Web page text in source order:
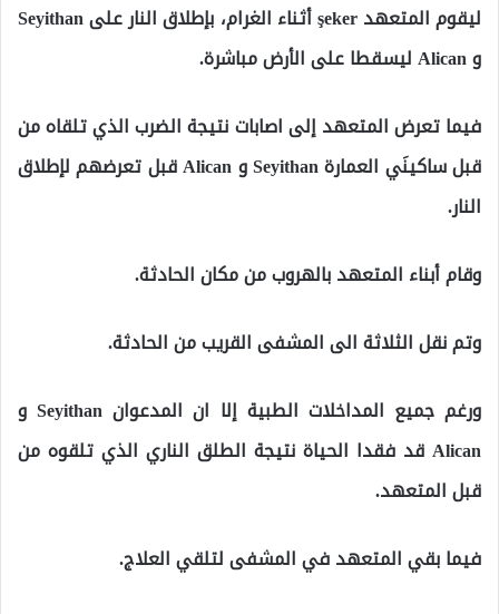
ليقوم المتعهد şeker أثناء الغرام، بإطلاق النار على Seyithan
و Alican ليسقطا على الأرض مباشرة.
فيما تعرض المتعهد إلى اصابات نتيجة الضرب الذي تلقاه من
قبل ساكينَي العمارة Seyithan و Alican قبل تعرضهم لإطلاق
النار.
وقام أبناء المتعهد بالهروب من مكان الحادثة.
وتم نقل الثلاثة الى المشفى القريب من الحادثة.
ورغم جميع المداخلات الطبية إلا ان المدعوان Seyithan و
Alican قد فقدا الحياة نتيجة الطلق الناري الذي تلقوه من
قبل المتعهد.
فيما بقي المتعهد في المشفى لتلقي العلاج.